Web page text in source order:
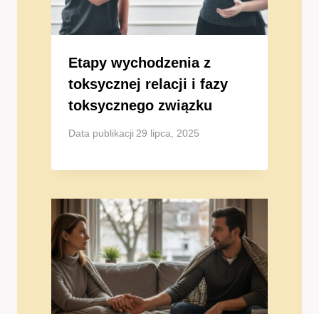
Etapy wychodzenia z
toksycznej relacji i fazy
toksycznego związku
Data publikacji 29 lipca, 2025